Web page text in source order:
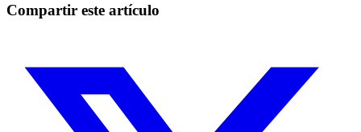
Compartir este artículo